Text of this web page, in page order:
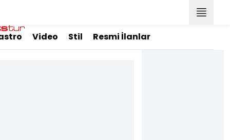
Video Stil Resmi İlanlar